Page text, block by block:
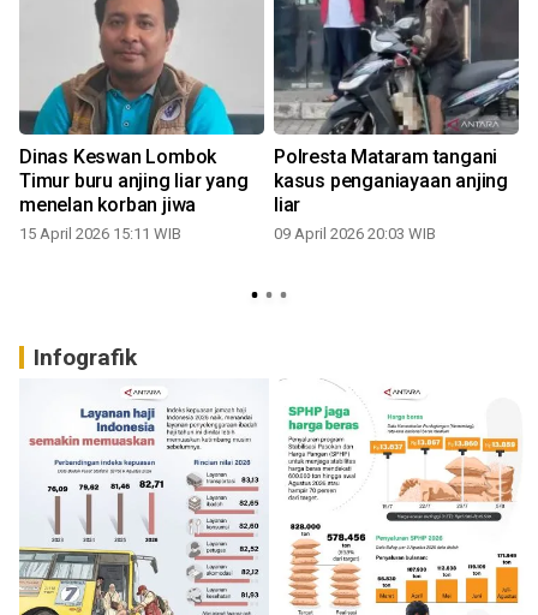
Dinas Keswan Lombok
Timur buru anjing liar yang
menelan korban jiwa
15 April 2026 15:11 WIB
Polresta Mataram tangani
kasus penganiayaan anjing
liar
09 April 2026 20:03 WIB
Infografik